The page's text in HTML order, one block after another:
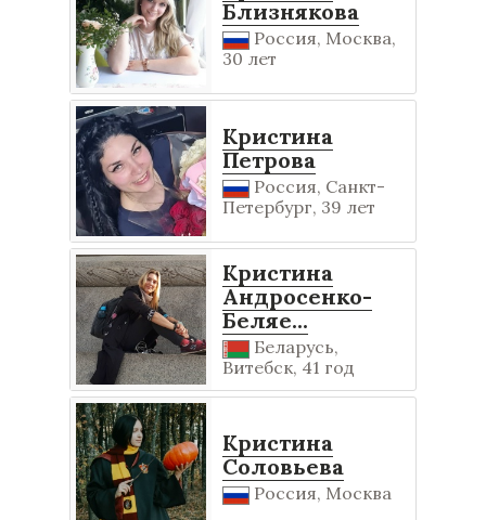
Близнякова
Россия, Москва,
30 лет
Кристина
Петрова
Россия, Санкт-
Петербург, 39 лет
Кристина
Андросенко-
Беляе...
Беларусь,
Витебск, 41 год
Кристина
Соловьева
Россия, Москва